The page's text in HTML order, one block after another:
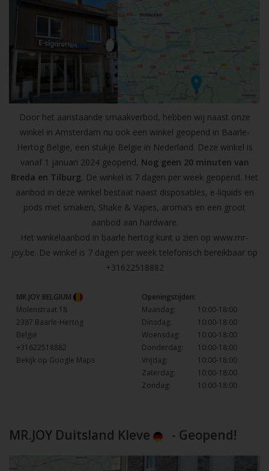
Door het aanstaande smaakverbod, hebben wij naast onze
winkel in Amsterdam nu ook een winkel geopend in Baarle-
Hertog Belgie, een stukje Belgie in Nederland. Deze winkel is
vanaf 1 januari 2024 geopend, Nog geen 20 minuten van
Breda en Tilburg. De winkel is 7 dagen per week geopend. Het
aanbod in deze winkel bestaat naast disposables, e-liquids en
pods met smaken, Shake & Vapes, aroma’s en een groot
aanbod aan hardware.
Het winkelaanbod in baarle hertog kunt u zien op www.mr-
joy.be. De winkel is 7 dagen per week telefonisch bereikbaar op
+31622518882
MR.JOY BELGIUM
Molenstraat 18
2387 Baarle-Hertog
België
+31622518882
Bekijk op Google Maps
Openingstijden:
Maandag:
10:00-18:00
Dinsdag:
10:00-18:00
Woensdag:
10:00-18:00
Donderdag:
10:00-18:00
Vrijdag:
10:00-18:00
Zaterdag:
10:00-18:00
Zondag:
10:00-18:00
MR.JOY Duitsland Kleve - Geopend!